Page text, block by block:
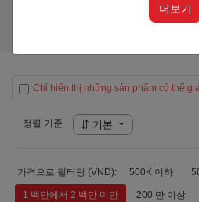
Chỉ hiển thị những sản phẩm có thể
정렬 기준 기본
가격으로 필터링 (VND): 500K 이하
1 백만에서 2 백만 미만 200 만 이상
더보기